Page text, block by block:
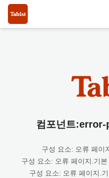
컴포넌트
구성 요소: 오류 페이
구성 요소: 오류 페이지.기
구성 요소: 오류 페이지.